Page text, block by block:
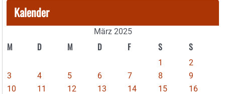
Kalender
März 2025
M D M D F S S
1
2
3
4 5 6 7 8
9
10
11 12 13 14 15
16